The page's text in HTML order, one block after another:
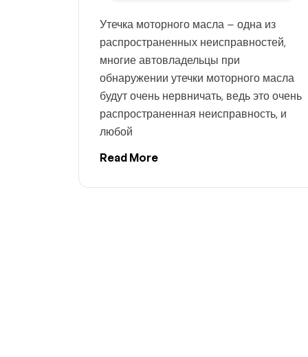
Утечка моторного масла – одна из
распространенных неисправностей,
многие автовладельцы при
обнаружении утечки моторного масла
будут очень нервничать, ведь это очень
распространенная неисправность, и
любой
Read More